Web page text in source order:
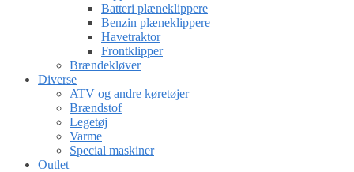
Batteri plæneklippere
Benzin plæneklippere
Havetraktor
Frontklipper
Brændekløver
Diverse
ATV og andre køretøjer
Brændstof
Legetøj
Varme
Special maskiner
Outlet